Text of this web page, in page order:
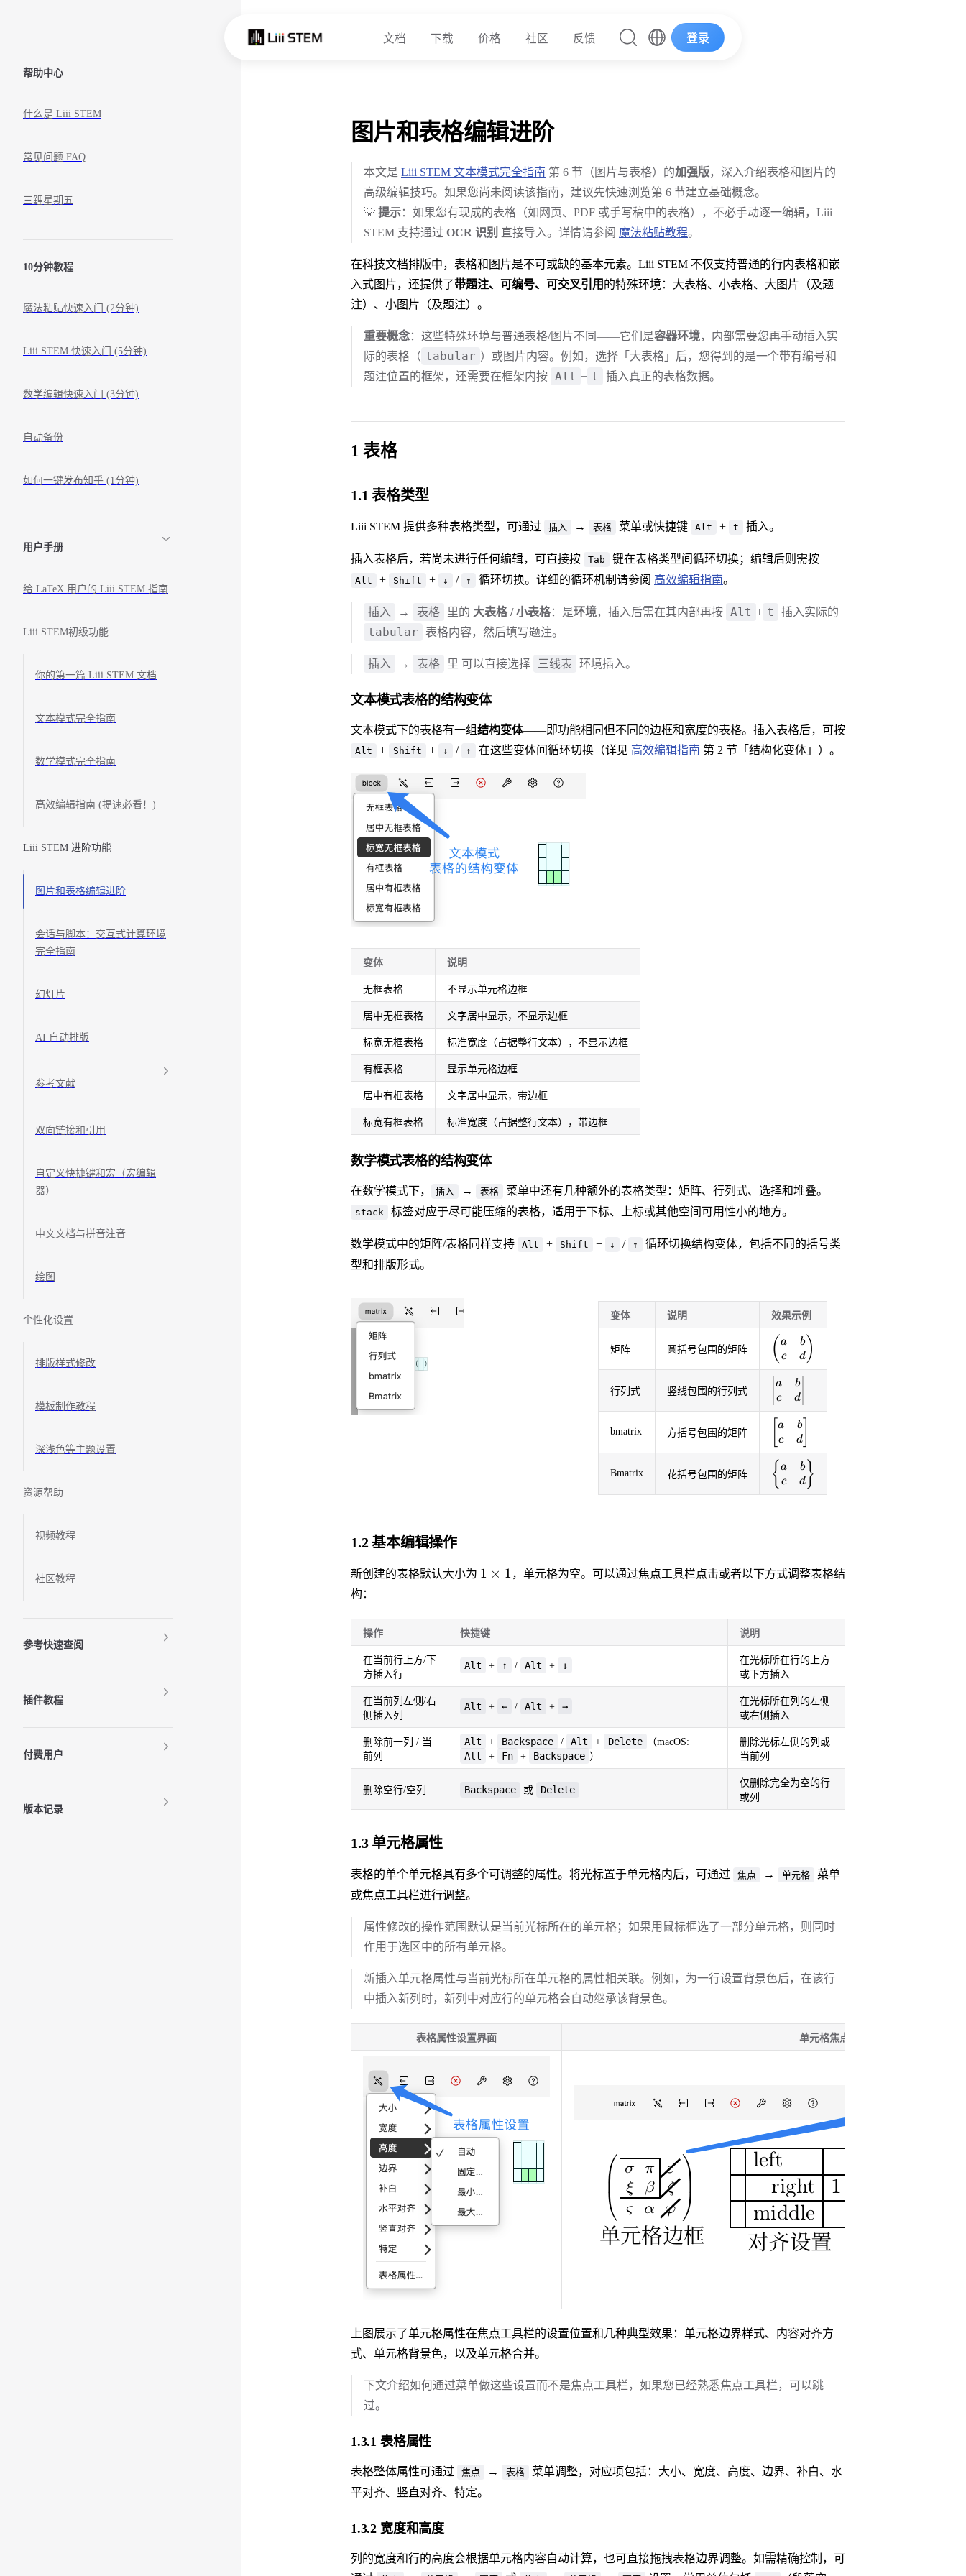
文档 下载 价格 社区 反馈 登录
帮助中心
什么是 Liii STEM
常见问题 FAQ
三鲤星期五
10分钟教程
魔法粘贴快速入门 (2分钟)
Liii STEM 快速入门 (5分钟)
数学编辑快速入门 (3分钟)
自动备份
如何一键发布知乎 (1分钟)
用户手册
给 LaTeX 用户的 Liii STEM 指南
Liii STEM初级功能
你的第一篇 Liii STEM 文档
文本模式完全指南
数学模式完全指南
高效编辑指南 (提速必看！)
Liii STEM 进阶功能
图片和表格编辑进阶
会话与脚本：交互式计算环境
完全指南
幻灯片
AI 自动排版
参考文献
双向链接和引用
自定义快捷键和宏（宏编辑
器）
中文文档与拼音注音
绘图
个性化设置
排版样式修改
模板制作教程
深浅色等主题设置
资源帮助
视频教程
社区教程
参考快速查阅
插件教程
付费用户
版本记录
图片和表格编辑进阶
本文是 Liii STEM 文本模式完全指南 第 6 节（图片与表格）的加强版，深入介绍表格和图片的
高级编辑技巧。如果您尚未阅读该指南，建议先快速浏览第 6 节建立基础概念。
💡 提示：如果您有现成的表格（如网页、PDF 或手写稿中的表格），不必手动逐一编辑，Liii
STEM 支持通过 OCR 识别 直接导入。详情请参阅 魔法粘贴教程。
在科技文档排版中，表格和图片是不可或缺的基本元素。Liii STEM 不仅支持普通的行内表格和嵌
入式图片，还提供了带题注、可编号、可交叉引用 的特殊环境：大表格、小表格、大图片（及题
注）、小图片（及题注）。
重要概念：这些特殊环境与普通表格/图片不同——它们是容器环境，内部需要您再手动插入实
际的表格（ tabular ）或图片内容。例如，选择「大表格」后，您得到的是一个带有编号和
题注位置的框架，还需要在框架内按 Alt + t 插入真正的表格数据。
1 表格
1.1 表格类型
Liii STEM 提供多种表格类型，可通过 插入 → 表格 菜单或快捷键 Alt + t 插入。
插入表格后，若尚未进行任何编辑，可直接按 Tab 键在表格类型间循环切换；编辑后则需按
Alt + Shift + ↓ / ↑ 循环切换。详细的循环机制请参阅 高效编辑指南。
插入 → 表格 里的 大表格 / 小表格：是环境，插入后需在其内部再按 Alt + t 插入实际的
tabular 表格内容，然后填写题注。
插入 → 表格 里 可以直接选择 三线表 环境插入。
文本模式表格的结构变体
文本模式下的表格有一组结构变体——即功能相同但不同的边框和宽度的表格。插入表格后，可按
Alt + Shift + ↓ / ↑ 在这些变体间循环切换（详见 高效编辑指南 第 2 节「结构化变体」）。
变体 说明
无框表格 不显示单元格边框
居中无框表格 文字居中显示，不显示边框
标宽无框表格 标准宽度（占据整行文本），不显示边框
有框表格 显示单元格边框
居中有框表格 文字居中显示，带边框
标宽有框表格 标准宽度（占据整行文本），带边框
数学模式表格的结构变体
在数学模式下， 插入 → 表格 菜单中还有几种额外的表格类型：矩阵、行列式、选择和堆叠。
stack 标签对应于尽可能压缩的表格，适用于下标、上标或其他空间可用性小的地方。
数学模式中的矩阵/表格同样支持 Alt + Shift + ↓ / ↑
循环切换结构变体，包括不同的括号类
型和排版形式。
变体 说明 效果示例
矩阵 圆括号包围的矩阵 ( a
c
b
d)
行列式 竖线包围的行列式
a
c
b
d
bmatrix 方括号包围的矩阵
a
c
b
d]
Bmatrix 花括号包围的矩阵 { a
c
b
d}
1.2 基本编辑操作
新创建的表格默认大小为 1
1 × 1，单元格为空。可以通过焦点工具栏点击或者以下方式调整表格结
构：
操作 快捷键 说明
在当前行上方/下
方插入行
Alt + ↑ / Alt + ↓
在光标所在行的上方
或下方插入
在当前列左侧/右
侧插入列
Alt + ← / Alt + →
在光标所在列的左侧
或右侧插入
删除前一列 / 当
前列
Alt + Backspace / Alt + Delete （macOS:
Alt + Fn + Backspace ）
删除光标左侧的列或
当前列
删除空行/空列 Backspace 或 Delete
仅删除完全为空的行
或列
1.3 单元格属性
表格的单个单元格具有多个可调整的属性。将光标置于单元格内后，可通过 焦点 → 单元格
菜单
或焦点工具栏进行调整。
属性修改的操作范围默认是当前光标所在的单元格；如果用鼠标框选了一部分单元格，则同时
作用于选区中的所有单元格。
新插入单元格属性与当前光标所在单元格的属性相关联。例如，为一行设置背景色后，在该行
中插入新列时，新列中对应行的单元格会自动继承该背景色。
表格属性设置界面 单元格焦点工具栏
上图展示了单元格属性在焦点工具栏的设置位置和几种典型效果：单元格边界样式、内容对齐方
式、单元格背景色，以及单元格合并。
下文介绍如何通过菜单做这些设置而不是焦点工具栏，如果您已经熟悉焦点工具栏，可以跳
过。
1.3.1 表格属性
表格整体属性可通过 焦点 → 表格
菜单调整，对应项包括：大小、宽度、高度、边界、补白、水
平对齐、竖直对齐、特定。
1.3.2 宽度和高度
列的宽度和行的高度会根据单元格内容自动计算，也可直接拖拽表格边界调整。如需精确控制，可